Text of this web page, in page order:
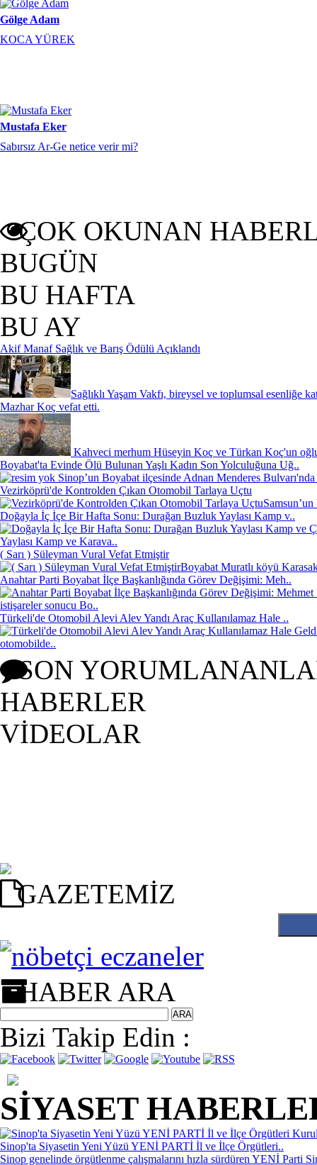
Gölge Adam
KOCA YÜREK
Mustafa Eker
Sabırsız Ar-Ge netice verir mi?
ÇOK OKUNAN
BUGÜN
BU HAFTA
BU AY
Akif Manaf Sağlık ve Barış Ödülü Açıklandı
Sağlıklı Yaşam Vakfı, bireysel ve toplumsal esenliğe
Mazhar Koç vefat etti.
Kahveci merhum Hüseyin Koç ve Türkan Koç'un
Boyabat'ta Evinde Ölü Bulunan Yaşlı Kadın Son Yolculuğuna Uğ..
Sinop’un Boyabat ilçesinde Adnan Menderes
Vezirköprü'de Kontrolden Çıkan Otomobil Tarlaya Uçtu
Doğayla İç İçe Bir Hafta Sonu: Durağan Buzluk Yaylası Kamp v..
Yaylası Kamp ve Karava..
( Sarı ) Süleyman Vural Vefat Etmiştir
Boyabat Muratlı köyü
Anahtar Parti Boyabat İlçe Başkanlığında Görev Değişimi: Meh..
istişareler sonucu Bo..
Türkeli'de Otomobil Alevi Alev Yandı Araç Kullanılamaz Hale ..
otomobilde..
SON
HABERLER
VİDEOLAR
GAZETEMİZ
HABER ARA
Bizi Takip Edin :
SİYASET
Sinop'ta Siyasetin Yeni Yüzü YENİ PARTİ İl ve İlçe Örgütleri..
Sinop genelinde örgütlenme çalışmalarını hızla sürdüren YENİ Parti